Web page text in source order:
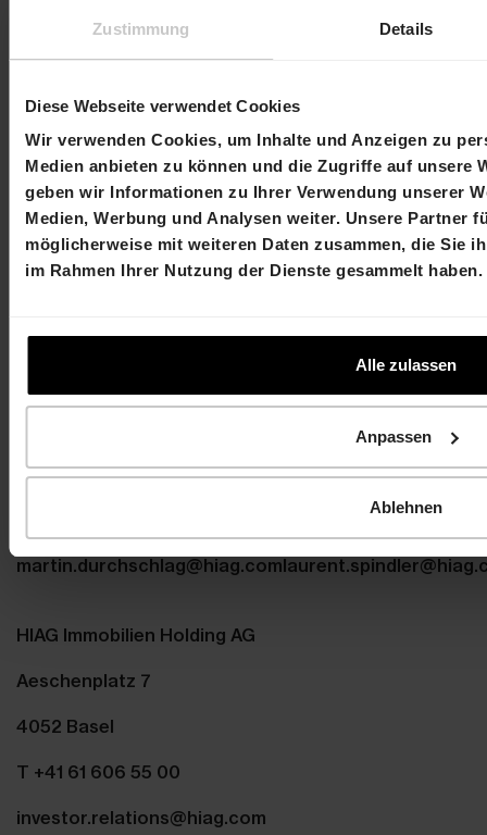
Zustimmung Details
Diese Webseite verwendet Cookies
Wir verwenden Cookies, um Inhalte und Anzeigen zu
Medien anbieten zu können und die Zugriffe auf unsere
geben wir Informationen zu Ihrer Verwendung unserer
Medien, Werbung und Analysen weiter. Unsere Partner
möglicherweise mit weiteren Daten zusammen, die Sie
im Rahmen Ihrer Nutzung der Dienste gesammelt haben.
Alle zulassen
Anpassen
Ablehnen
Replay-Webcast
Präsentation das Replay des Webcasts zur
https://78449.choruscall.com/dataconf/productus
ers/hiag/mediaframe/20756/indexl.html
19. April 2018
T +41 61 606 55 00
martin.durchschlag@hiag.com
Chief Financial Officer
T +41 61 606 55 00
HIAG Immobilien Holding AG
Aeschenplatz 7
4052 Basel
T +41 61 606 55 00
investor.relations@hiag.com